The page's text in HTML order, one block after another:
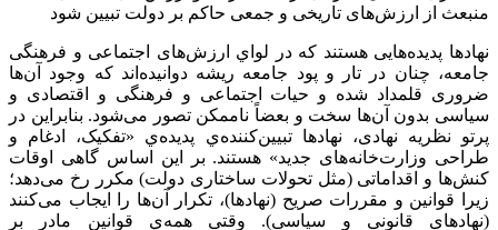
منبعث از ارزش‌های تاریخی و جمعی حاکم بر دولت تبیین شود
نهادها پدیده‌هایی هستند که در لواي ارزش‌های اجتماعی و فرهنگی
جامعه، چنان در تار و پود جامعه ریشه دوانیده‌اند که وجود آن‌ها
ضروری قلمداد شده و حیات اجتماعی و فرهنگی و اقتصادی و
سیاسی بدون آن‌ها سخت و بعضاً ناممکن تصور می‌شود. بنابراین در
پرتو نظریه نهادی، نهادها تبیین‌کننده‌ي پدیده‌ي «تفکیک، ادغام و
طراحی وزارت‌خانه‌های جدید» هستند. بر این اساس گاهی اوقات
کنش‌ها و اقداماتی (مثل تحولات ساختاری دولت) مکرر رخ می‌دهد؛
زيرا قوانین و مقررات صریح (نهادها)، تکرار آن‌ها را ایجاب می‌کنند
(نهادهای قانونی و سیاسی). وقتی همه‌ي قوانین مادر بر